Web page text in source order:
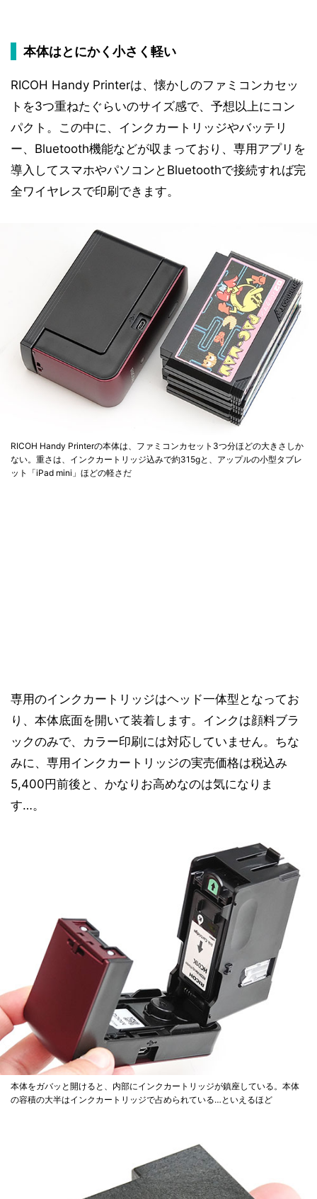
本体はとにかく小さく軽い
RICOH Handy Printerは、懐かしのファミコンカセッ
トを3つ重ねたぐらいのサイズ感で、予想以上にコン
パクト。この中に、インクカートリッジやバッテリ
ー、Bluetooth機能などが収まっており、専用アプリを
導入してスマホやパソコンとBluetoothで接続すれば完
全ワイヤレスで印刷できます。
RICOH Handy Printerの本体は、ファミコンカセット3つ分ほどの大きさしか
ない。重さは、インクカートリッジ込みで約315gと、アップルの小型タブレ
ット「iPad mini」ほどの軽さだ
専用のインクカートリッジはヘッド一体型となってお
り、本体底面を開いて装着します。インクは顔料ブラ
ックのみで、カラー印刷には対応していません。ちな
みに、専用インクカートリッジの実売価格は税込み
5,400円前後と、かなりお高めなのは気になりま
す…。
本体をガバッと開けると、内部にインクカートリッジが鎮座している。本体
の容積の大半はインクカートリッジで占められている…といえるほど